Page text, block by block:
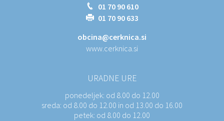
01 70 90 610
01 70 90 633
obcina@cerknica.si
www.cerknica.si
URADNE URE
ponedeljek: od 8.00 do 12.00
sreda: od 8.00 do 12.00 in od 13.00 do 16.00
petek: od 8.00 do 12.00